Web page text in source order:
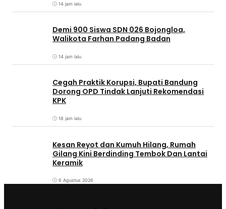
14 jam lalu
Demi 900 Siswa SDN 026 Bojongloa,
Walikota Farhan Padang Badan
14 jam lalu
Cegah Praktik Korupsi, Bupati Bandung
Dorong OPD Tindak Lanjuti Rekomendasi
KPK
18 jam lalu
Kesan Reyot dan Kumuh Hilang, Rumah
Gilang Kini Berdinding Tembok Dan Lantai
Keramik
6 Agustus 2026